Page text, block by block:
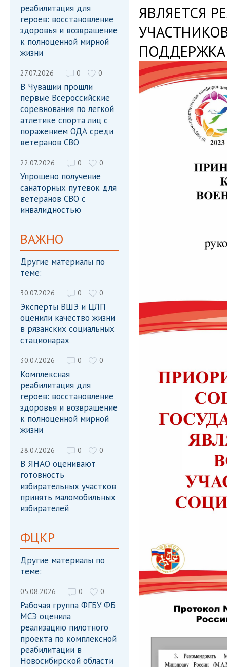
реабилитация для
героев: восстановление
здоровья и возвращение
к полноценной мирной
жизни
27.07.2026 0 0
В Чувашии прошли
первые Всероссийские
соревнования по легкой
атлетике спорта лиц с
поражением ОДА среди
ветеранов СВО
22.07.2026 0 0
Упрощено получение
санаторных путевок для
ветеранов СВО с
инвалидностью
ВАЖНО
Другие материалы по
теме:
30.07.2026 0 0
Эксперты ВШЭ и ЦЛП
оценили качество жизни
в рязанских социальных
стационарах
30.07.2026 0 0
Комплексная
реабилитация для
героев: восстановление
здоровья и возвращение
к полноценной мирной
жизни
28.07.2026 0 0
В ЯНАО оценивают
готовность
избирательных участков
принять маломобильных
избирателей
ФЦКР
Другие материалы по
теме:
05.08.2026 0 0
Рабочая группа ФГБУ ФБ
МСЭ оценила
реализацию пилотного
проекта по комплексной
реабилитации в
Новосибирской области
ЯВЛЯЕТСЯ